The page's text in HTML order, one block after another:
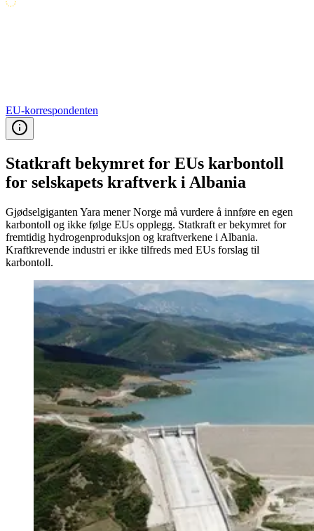
EU-korrespondenten
Statkraft bekymret for EUs karbontoll
for selskapets kraftverk i Albania
Gjødselgiganten Yara mener Norge må vurdere å innføre en egen
karbontoll og ikke følge EUs opplegg. Statkraft er bekymret for
fremtidig hydrogenproduksjon og kraftverkene i Albania.
Kraftkrevende industri er ikke tilfreds med EUs forslag til
karbontoll.